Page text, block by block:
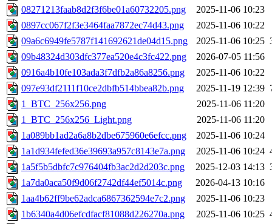
08271213faab8d2f3f6be01a60732205.png
2025-11-06 10:23
0897cc067f2f3e3464faa7872ec74d43.png
2025-11-06 10:22
09a6c6949fe5787f141692621de04d15.png
2025-11-06 10:25
09b48324d303dfc377ea520e4c3fc422.png
2026-07-05 11:56
0916a4b10fe103ada3f7dfb2a86a8256.png
2025-11-06 10:22
097e93df2111f10ce2dbfb514bbea82b.png
2025-11-19 12:39
1_BTC_256x256.png
2025-11-06 11:20
1_BTC_256x256_Light.png
2025-11-06 11:20
1a089bb1ad2a6a8b2dbe675960e6efcc.png
2025-11-06 10:24
1a1d934fefed36e39693a957c8143e7a.png
2025-11-06 10:24
1a5f5b5dbfc7c976404fb3ac2d2d203c.png
2025-12-03 14:13
1a7da0aca50f9d06f2742df44ef5014c.png
2026-04-13 10:16
1aa4b62ff9be62adca6867362594e7c2.png
2025-11-06 10:23
1b6340a4d06efcdfacf81088d226270a.png
2025-11-06 10:25